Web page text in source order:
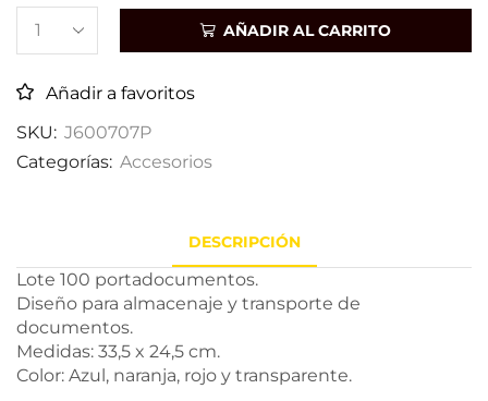
AÑADIR AL CARRITO
Añadir a favoritos
SKU: J600707P
Categorías: Accesorios
DESCRIPCIÓN
Lote 100 portadocumentos.
Diseño para almacenaje y transporte de
documentos.
Medidas: 33,5 x 24,5 cm.
Color: Azul, naranja, rojo y transparente.